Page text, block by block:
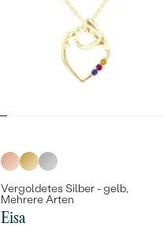
Vergoldetes Silber - gelb,
Mehrere Arten
Eisa